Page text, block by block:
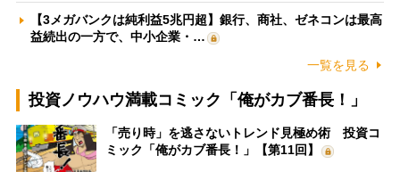
【3メガバンクは純利益5兆円超】銀行、商社、ゼネコンは最高
益続出の一方で、中小企業・…
一覧を見る
投資ノウハウ満載コミック「俺がカブ番長！」
「売り時」を逃さないトレンド見極め術 投資コ
ミック「俺がカブ番長！」【第11回】